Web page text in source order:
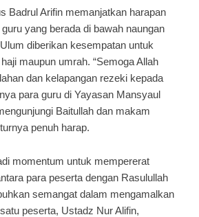
Badrul Arifin memanjatkan harapan
yang berada di bawah naungan
diberikan kesempatan untuk
maupun umrah. “Semoga Allah
dan kelapangan rezeki kepada
para guru di Yayasan Mansyaul
Baitullah dan makam
penuh harap.
momentum untuk mempererat
para peserta dengan Rasulullah
semangat dalam mengamalkan
peserta, Ustadz Nur Alifin,